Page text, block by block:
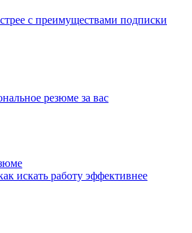
с преимуществами подписки
резюме за вас
искать работу эффективнее